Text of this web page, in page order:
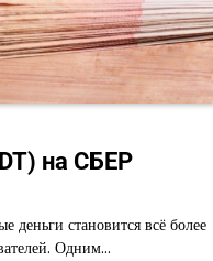
на СБЕР
становится всё более
Одним…